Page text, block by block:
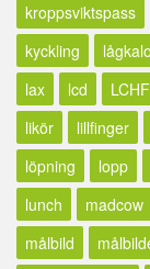
kroppsviktspass
kyckling
lax
lcd LCHF
likör
lillfinger
löpning
lopp
lunch
madcow
målbild